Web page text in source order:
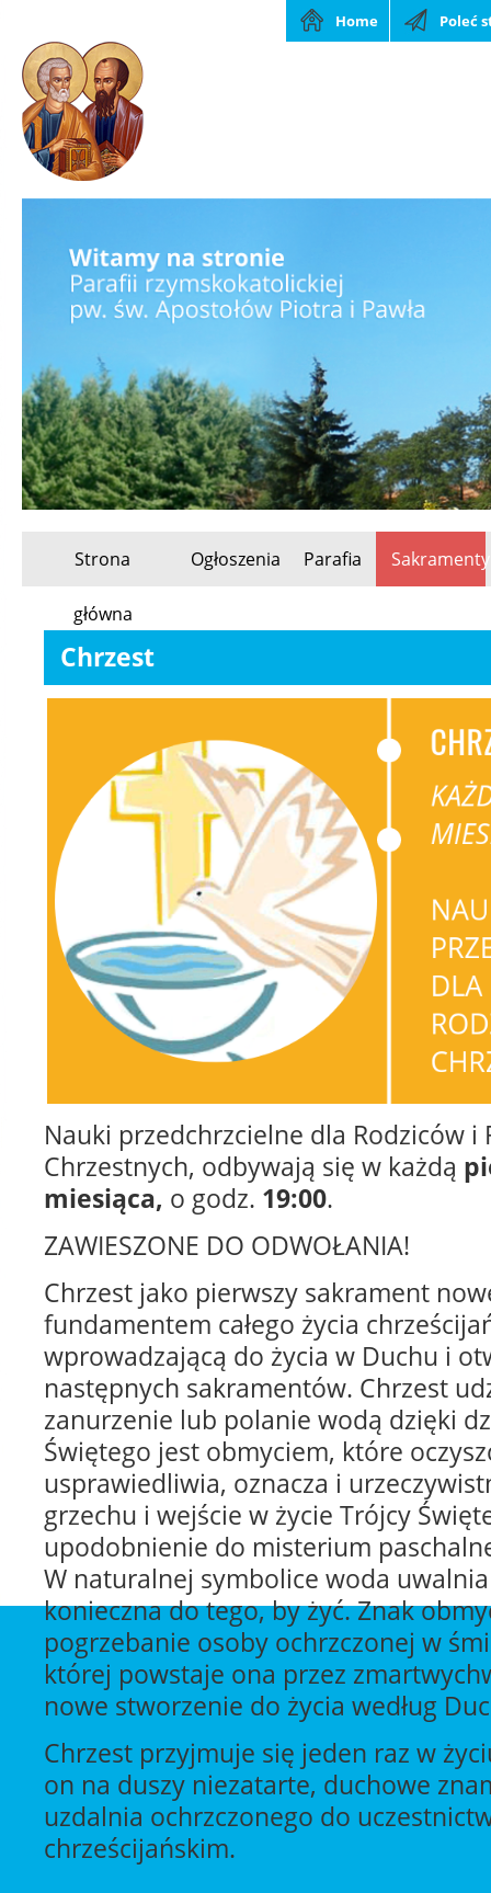
Poleć
Home
Przeskocz
treści
Strona
główna
Ogłoszenia Parafia Sakramenty
Chrzest
Nauki przedchrzcielne dla Rodziców i
Chrzestnych, odbywają się w każdą
miesiąca, o godz. 19:00.
ZAWIESZONE DO ODWOŁANIA!
Chrzest jako pierwszy sakrament
fundamentem całego życia
wprowadzającą do życia w Duchu i
następnych sakramentów. Chrzest
zanurzenie lub polanie wodą dzięki
Świętego jest obmyciem, które
usprawiedliwia, oznacza i
grzechu i wejście w życie Trójcy
upodobnienie do misterium
W naturalnej symbolice woda
konieczna do tego, by żyć. Znak
pogrzebanie osoby ochrzczonej w
której powstaje ona przez
nowe stworzenie do życia według
Chrzest przyjmuje się jeden raz w
on na duszy niezatarte, duchowe
uzdalnia ochrzczonego do
chrześcijańskim.